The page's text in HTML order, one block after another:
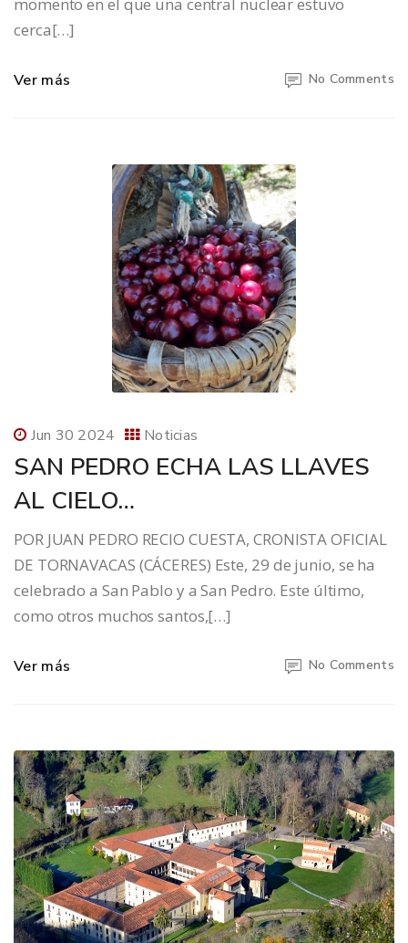
momento en el que una central nuclear estuvo
cerca[…]
Ver más No Comments
Jun 30 2024 Noticias
SAN PEDRO ECHA LAS LLAVES
AL CIELO…
POR JUAN PEDRO RECIO CUESTA, CRONISTA OFICIAL
DE TORNAVACAS (CÁCERES) Este, 29 de junio, se ha
celebrado a San Pablo y a San Pedro. Este último,
como otros muchos santos,[…]
Ver más No Comments